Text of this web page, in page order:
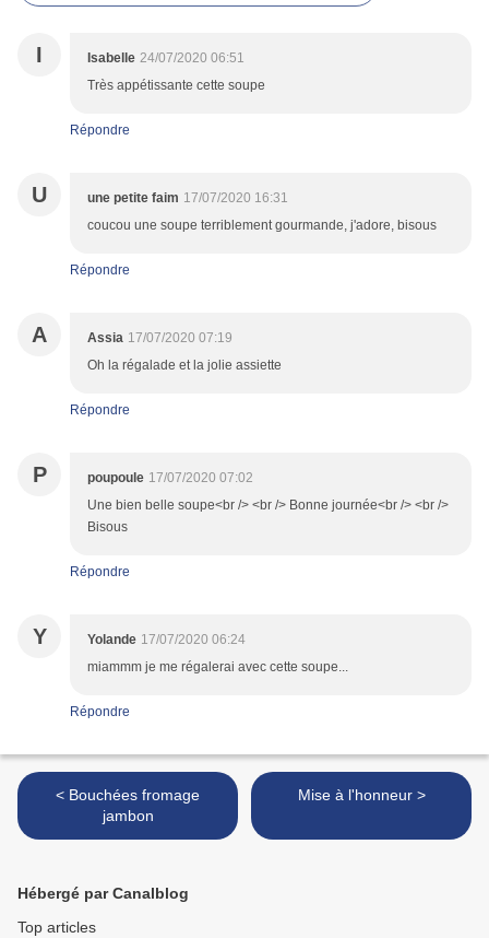
I Isabelle 24/07/2020 06:51
Très appétissante cette soupe
Répondre
U une petite faim 17/07/2020 16:31
coucou une soupe terriblement gourmande, j'adore, bisous
Répondre
A Assia 17/07/2020 07:19
Oh la régalade et la jolie assiette
Répondre
P poupoule 17/07/2020 07:02
Une bien belle soupe<br /> <br /> Bonne journée<br /> <br />
Bisous
Répondre
Y Yolande 17/07/2020 06:24
miammm je me régalerai avec cette soupe...
Répondre
< Bouchées fromage
jambon
Mise à l'honneur >
Hébergé par Canalblog
Top articles